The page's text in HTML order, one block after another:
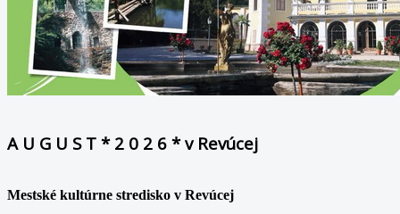
A U G U S T * 2 0 2 6 * v Revúcej
Mestské kultúrne stredisko v Revúcej